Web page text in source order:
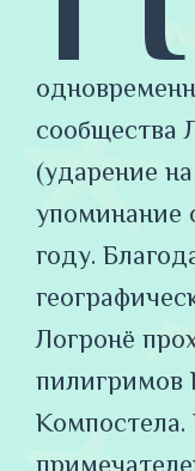
сообщества
(ударение
упоминание
году.
Логронё
пилигримов